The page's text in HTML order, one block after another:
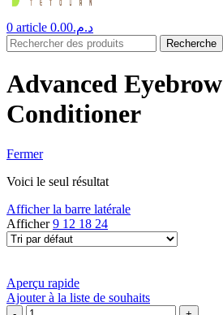
0 article د.م.0.00
Recherche
Advanced Eyebrow
Conditioner
Fermer
Voici le seul résultat
Afficher la barre latérale
Afficher9 12 18 24
Aperçu rapide
Ajouter à la liste de souhaits
quantité